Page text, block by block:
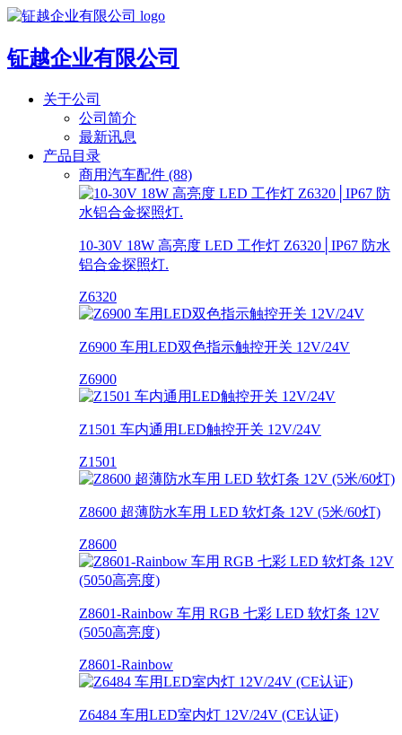
钲越企业有限公司
关于公司
公司简介
最新讯息
产品目录
商用汽车配件 (88)
10-30V 18W 高亮度 LED 工作灯 Z6320│IP67 防水
铝合金探照灯.
Z6320
Z6900 车用LED双色指示触控开关 12V/24V
Z6900
Z1501 车内通用LED触控开关 12V/24V
Z1501
Z8600 超薄防水车用 LED 软灯条 12V (5米/60灯)
Z8600
Z8601-Rainbow 车用 RGB 七彩 LED 软灯条 12V
(5050高亮度)
Z8601-Rainbow
Z6484 车用LED室内灯 12V/24V (CE认证)